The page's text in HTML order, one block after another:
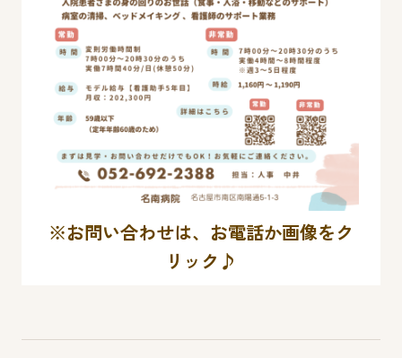
※お問い合わせは、お電話か画像をク
リック♪